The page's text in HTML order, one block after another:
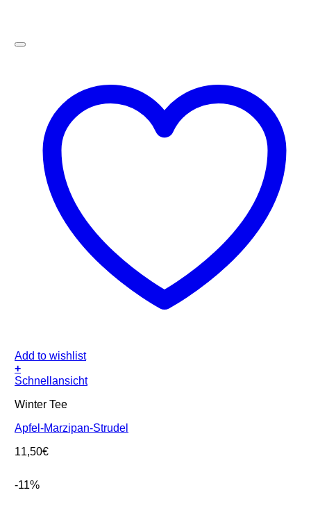
Add to wishlist
+
Schnellansicht
Winter Tee
Apfel-Marzipan-Strudel
11,50€
-11%